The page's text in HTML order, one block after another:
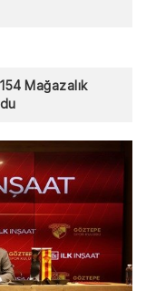
Mağazalık